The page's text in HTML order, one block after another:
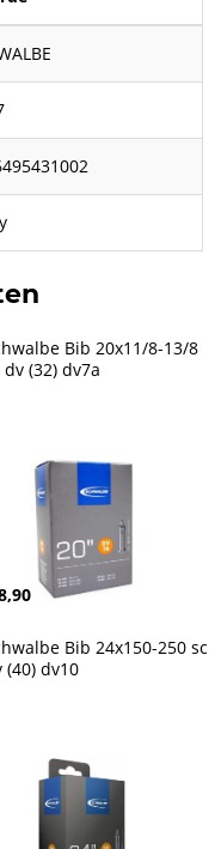
Bib 20x11/8-13/8
dv (32) dv7a
Bib 24x150-250 sc
(40) dv10